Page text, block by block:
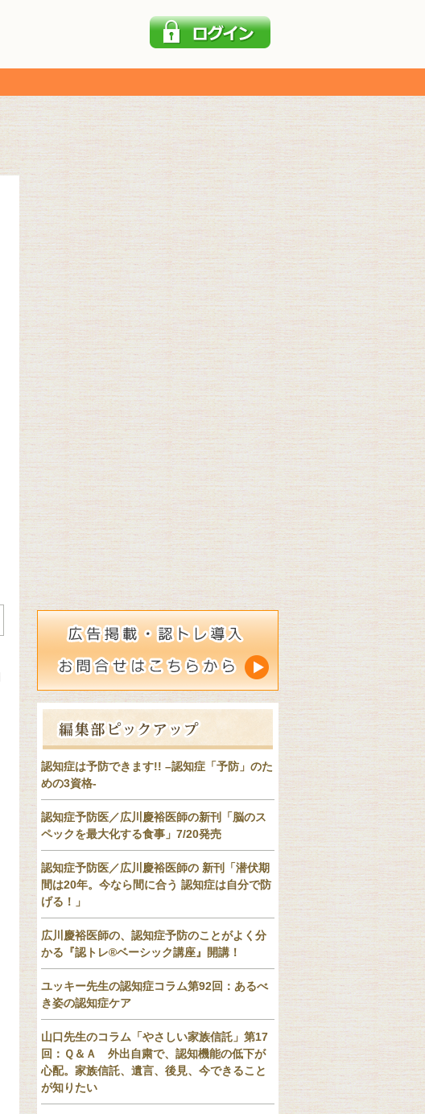
認知症は予防できます!! –認知症「予防」のた
めの3資格-
認知症予防医／広川慶裕医師の新刊「脳のス
ペックを最大化する食事」7/20発売
認知症予防医／広川慶裕医師の 新刊「潜伏期
間は20年。今なら間に合う 認知症は自分で防
げる！」
広川慶裕医師の、認知症予防のことがよく分
かる『認トレ®️ベーシック講座』開講！
ユッキー先生の認知症コラム第92回：あるべ
き姿の認知症ケア
山口先生のコラム「やさしい家族信託」第17
回：Ｑ＆Ａ 外出自粛で、認知機能の低下が
心配。家族信託、遺言、後見、今できること
が知りたい